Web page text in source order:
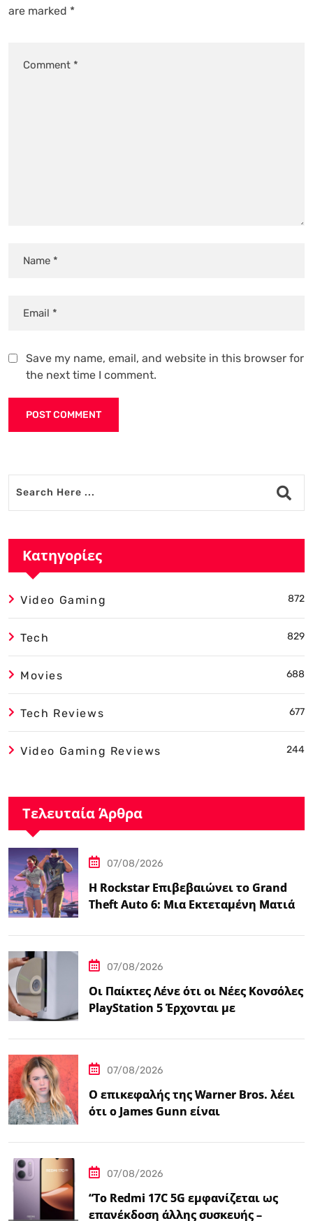
are marked *
Save my name, email, and website in this browser for
the next time I comment.
Κατηγορίες
Video Gaming 872
Tech 829
Movies 688
Tech Reviews 677
Video Gaming Reviews 244
Τελευταία Άρθρα
07/08/2026
Η Rockstar Επιβεβαιώνει το Grand
Theft Auto 6: Μια Εκτεταμένη Ματιά
Μήνα
07/08/2026
Οι Παίκτες Λένε ότι οι Νέες Κονσόλες
PlayStation 5 Έρχονται με
07/08/2026
Ο επικεφαλής της Warner Bros. λέει
ότι ο James Gunn είναι
07/08/2026
“Το Redmi 17C 5G εμφανίζεται ως
επανέκδοση άλλης συσκευής –